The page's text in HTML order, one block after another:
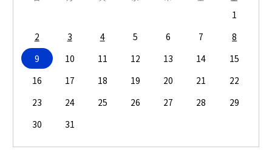
1
2
3 4 5 6 7
8
9
10 11 12 13 14
15
16
17 18 19 20 21
22
23
24 25 26 27 28
29
30
31